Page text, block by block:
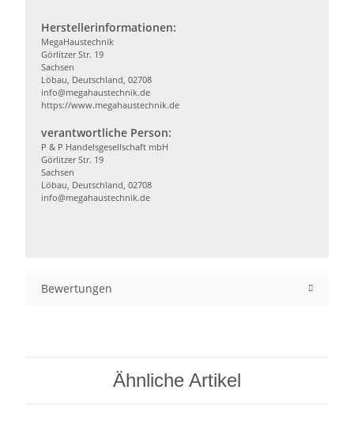
Herstellerinformationen:
MegaHaustechnik
Görlitzer Str. 19
Sachsen
Löbau, Deutschland, 02708
info@megahaustechnik.de
https://www.megahaustechnik.de
verantwortliche Person:
P & P Handelsgesellschaft mbH
Görlitzer Str. 19
Sachsen
Löbau, Deutschland, 02708
info@megahaustechnik.de
Bewertungen
Ähnliche Artikel